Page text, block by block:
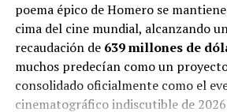
ADVERTISEMENT
Tiktok: @diarioelliberal
Si te interesa saber más sobre este y
poema épico de Homero se
cima del cine mundial, alcanzando
recaudación de 639 millones de
muchos predecían como un
consolidado oficialmente como el
cinematográfico indiscutible de